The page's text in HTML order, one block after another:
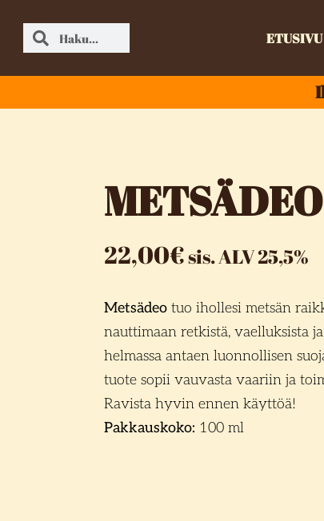
ETUSIVU
22,00€sis. ALV 25,5%
Metsädeo tuo ihollesi metsän
nauttimaan retkistä, vaelluksista
helmassa antaen luonnollisen
tuote sopii vauvasta vaariin ja
Ravista hyvin ennen käyttöä!
Pakkauskoko: 100 ml